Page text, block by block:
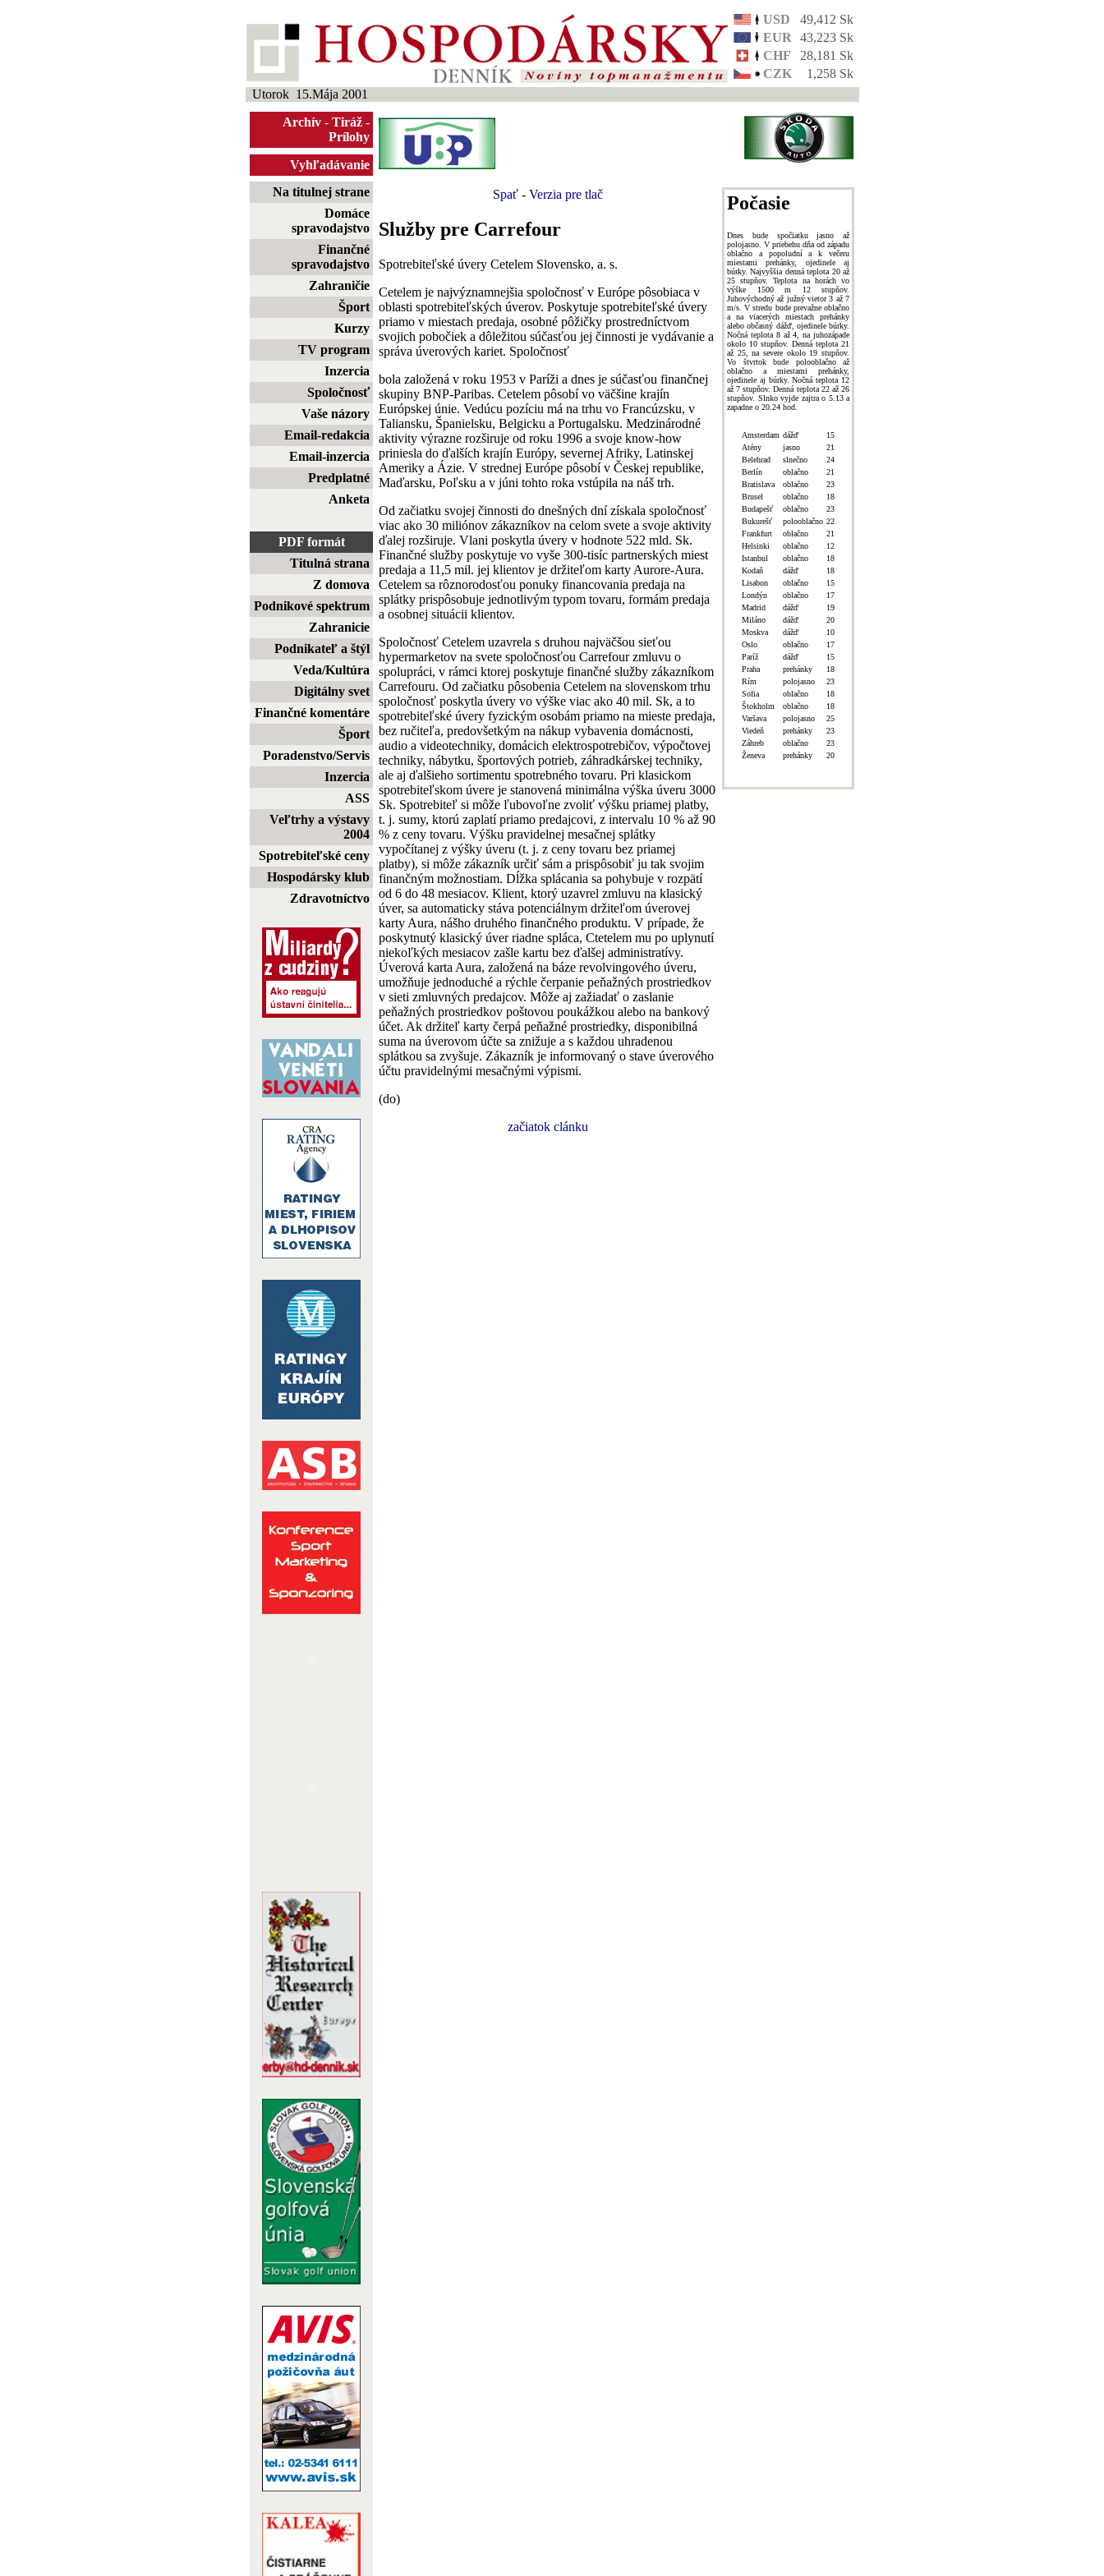
USD
49,412 Sk
EUR
43,223 Sk
CHF
28,181 Sk
CZK
1,258 Sk
Utorok 15.Mája 2001
Archív - Tiráž -
Prílohy
Vyhľadávanie
Na titulnej strane
Domáce
spravodajstvo
Finančné
spravodajstvo
Zahraničie
Šport
Kurzy
TV program
Inzercia
Spoločnosť
Vaše názory
Email-redakcia
Email-inzercia
Predplatné
Anketa
PDF formát
Titulná strana
Z domova
Podnikové spektrum
Zahranicie
Podnikateľ a štýl
Veda/Kultúra
Digitálny svet
Finančné komentáre
Šport
Poradenstvo/Servis
Inzercia
ASS
Veľtrhy a výstavy
2004
Spotrebiteľské ceny
Hospodársky klub
Zdravotníctvo
Spať- Verzia pre tlač
Služby pre Carrefour
Spotrebiteľské úvery Cetelem Slovensko, a. s.
Cetelem je najvýznamnejšia spoločnosť v Európe pôsobiaca v
oblasti spotrebiteľských úverov. Poskytuje spotrebiteľské úvery
priamo v miestach predaja, osobné pôžičky prostredníctvom
svojich pobočiek a dôležitou súčasťou jej činnosti je vydávanie a
správa úverových kariet. Spoločnosť
bola založená v roku 1953 v Paríži a dnes je súčasťou finančnej
skupiny BNP-Paribas. Cetelem pôsobí vo väčšine krajín
Európskej únie. Vedúcu pozíciu má na trhu vo Francúzsku, v
Taliansku, Španielsku, Belgicku a Portugalsku. Medzinárodné
aktivity výrazne rozširuje od roku 1996 a svoje know-how
priniesla do ďalších krajín Európy, severnej Afriky, Latinskej
Ameriky a Ázie. V strednej Európe pôsobí v Českej republike,
Maďarsku, Poľsku a v júni tohto roka vstúpila na náš trh.
Od začiatku svojej činnosti do dnešných dní získala spoločnosť
viac ako 30 miliónov zákazníkov na celom svete a svoje aktivity
ďalej rozširuje. Vlani poskytla úvery v hodnote 522 mld. Sk.
Finančné služby poskytuje vo vyše 300-tisíc partnerských miest
predaja a 11,5 mil. jej klientov je držiteľom karty Aurore-Aura.
Cetelem sa rôznorodosťou ponuky financovania predaja na
splátky prispôsobuje jednotlivým typom tovaru, formám predaja
a osobnej situácii klientov.
Spoločnosť Cetelem uzavrela s druhou najväčšou sieťou
hypermarketov na svete spoločnosťou Carrefour zmluvu o
spolupráci, v rámci ktorej poskytuje finančné služby zákazníkom
Carrefouru. Od začiatku pôsobenia Cetelem na slovenskom trhu
spoločnosť poskytla úvery vo výške viac ako 40 mil. Sk, a to
spotrebiteľské úvery fyzickým osobám priamo na mieste predaja,
bez ručiteľa, predovšetkým na nákup vybavenia domácnosti,
audio a videotechniky, domácich elektrospotrebičov, výpočtovej
techniky, nábytku, športových potrieb, záhradkárskej techniky,
ale aj ďalšieho sortimentu spotrebného tovaru. Pri klasickom
spotrebiteľskom úvere je stanovená minimálna výška úveru 3000
Sk. Spotrebiteľ si môže ľubovoľne zvoliť výšku priamej platby,
t. j. sumy, ktorú zaplatí priamo predajcovi, z intervalu 10 % až 90
% z ceny tovaru. Výšku pravidelnej mesačnej splátky
vypočítanej z výšky úveru (t. j. z ceny tovaru bez priamej
platby), si môže zákazník určiť sám a prispôsobiť ju tak svojim
finančným možnostiam. Dĺžka splácania sa pohybuje v rozpätí
od 6 do 48 mesiacov. Klient, ktorý uzavrel zmluvu na klasický
úver, sa automaticky stáva potenciálnym držiteľom úverovej
karty Aura, nášho druhého finančného produktu. V prípade, že
poskytnutý klasický úver riadne spláca, Ctetelem mu po uplynutí
niekoľkých mesiacov zašle kartu bez ďalšej administratívy.
Úverová karta Aura, založená na báze revolvingového úveru,
umožňuje jednoduché a rýchle čerpanie peňažných prostriedkov
v sieti zmluvných predajcov. Môže aj zažiadať o zaslanie
peňažných prostriedkov poštovou poukážkou alebo na bankový
účet. Ak držiteľ karty čerpá peňažné prostriedky, disponibilná
suma na úverovom účte sa znižuje a s každou uhradenou
splátkou sa zvyšuje. Zákazník je informovaný o stave úverového
účtu pravidelnými mesačnými výpismi.
(do)
začiatok clánku
Počasie
Dnes bude spočiatku jasno až
polojasno. V priebehu dňa od západu
oblačno a popoludní a k večeru
miestami prehánky, ojedinele aj
búrky. Najvyššia denná teplota 20 až
25 stupňov. Teplota na horách vo
výške 1500 m 12 stupňov.
Juhovýchodný až južný vietor 3 až 7
m/s. V stredu bude prevažne oblačno
a na viacerých miestach prehánky
alebo občasný dážď, ojedinele búrky.
Nočná teplota 8 až 4, na juhozápade
okolo 10 stupňov. Denná teplota 21
až 25, na severe okolo 19 stupňov.
Vo štvrtok bude polooblačno až
oblačno a miestami prehánky,
ojedinele aj búrky. Nočná teplota 12
až 7 stupňov. Denná teplota 22 až 26
stupňov. Slnko vyjde zajtra o 5.13 a
zapadne o 20.24 hod.
Amsterdam dážď
15
Atény
jasno
21
Belehrad
slnečno
24
Berlín
oblačno
21
Bratislava
oblačno
23
Brusel
oblačno
18
Budapešť
oblačno
23
Bukurešť
polooblačno 22
Frankfurt
oblačno
21
Helsinki
oblačno
12
Istanbul
oblačno
18
Kodaň
dážď
18
Lisabon
oblačno
15
Londýn
oblačno
17
Madrid
dážď
19
Miláno
dážď
20
Moskva
dážď
10
Oslo
oblačno
17
Paríž
dážď
15
Praha
prehánky
18
Rím
polojasno
23
Sofia
oblačno
18
Štokholm
oblačno
18
Varšava
polojasno
25
Viedeň
prehánky
23
Záhreb
oblačno
23
Ženeva
prehánky 20